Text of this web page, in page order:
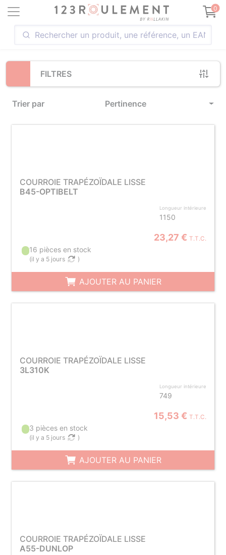
0
FILTRES
Trier par Pertinence
Loading...
COURROIE TRAPÉZOÏDALE LISSE
B45-OPTIBELT
Longueur intérieure
1150
23,27 € T.T.C.
16 pièces en stock
(il y a 5 jours )
AJOUTER AU PANIER
COURROIE TRAPÉZOÏDALE LISSE
3L310K
Longueur intérieure
749
15,53 € T.T.C.
3 pièces en stock
(il y a 5 jours )
AJOUTER AU PANIER
COURROIE TRAPÉZOÏDALE LISSE
A55-DUNLOP